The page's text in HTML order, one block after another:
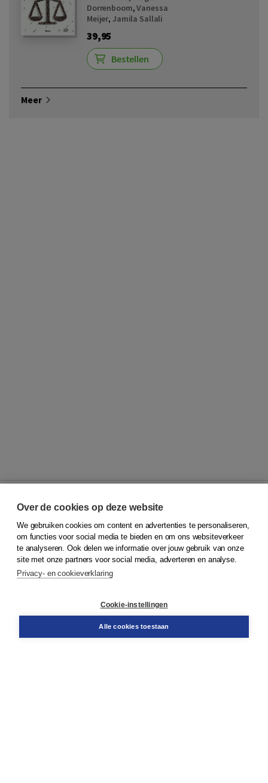
Dorrenboom,Vanessa
Meijer, Jamila Sallali
39,95
Bestellen
Meer
© 2026Koninklijke Boom uitgevers
Klantenservice
Service & informatie
Contact
Over de cookies op deze website
We gebruiken cookies om content en advertenties te personaliseren,
om functies voor social media te bieden en om ons websiteverkeer
te analyseren. Ook delen we informatie over jouw gebruik van onze
site met onze partners voor social media, adverteren en analyse.
Privacy- en cookieverklaring
Cookie-instellingen
Alle cookies toestaan